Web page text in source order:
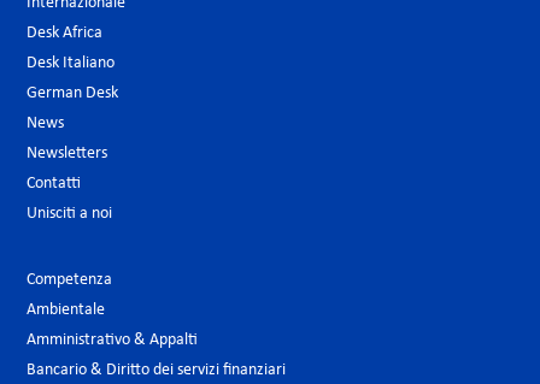
Desk Africa
Desk Italiano
German Desk
News
Newsletters
Contatti
Unisciti a noi
Competenza
Ambientale
Amministrativo & Appalti
Bancario & Diritto dei servizi finanziari